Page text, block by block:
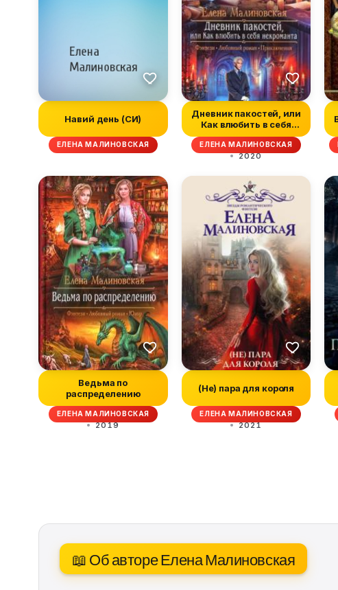
Навий день (СИ)
ЕЛЕНА МАЛИНОВСКАЯ
Дневник пакостей, или
Как влюбить в себя
некромант...
ЕЛЕНА МАЛИНОВСКАЯ
2020
Ведьма по
распределению
ЕЛЕНА МАЛИНОВСКАЯ
2019
(Не) пара для короля
ЕЛЕНА МАЛИНОВСКАЯ
2021
📖 Об авторе Елена Малиновская